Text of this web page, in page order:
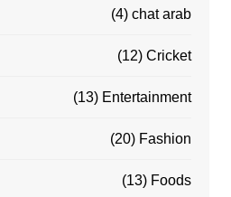
chat arab
(4)
Cricket
(12)
Entertainment
(13)
Fashion
(20)
Foods
(13)